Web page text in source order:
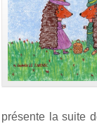
présente la suite